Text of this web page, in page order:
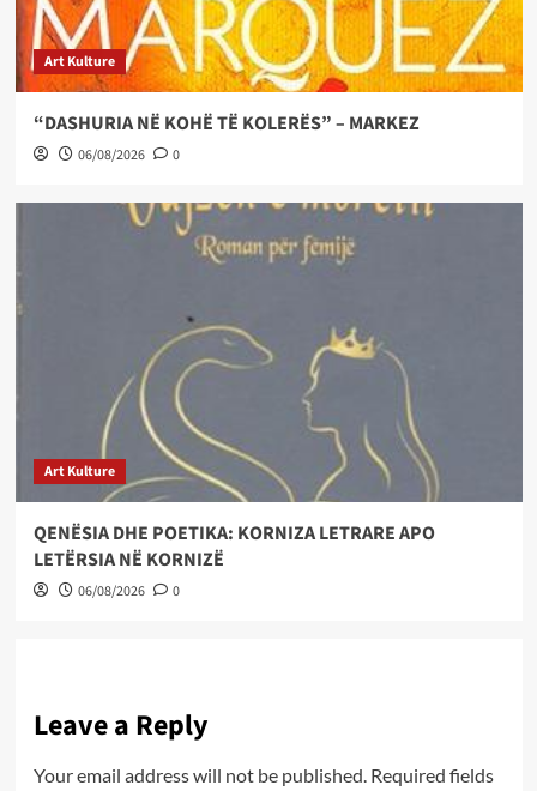
Art Kulture
“DASHURIA NË KOHË TË KOLERËS” – MARKEZ
06/08/2026 0
Art Kulture
QENËSIA DHE POETIKA: KORNIZA LETRARE APO
LETËRSIA NË KORNIZË
06/08/2026 0
Leave a Reply
Your email address will not be published. Required fields